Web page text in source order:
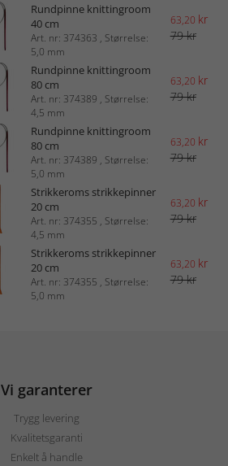
Rundpinne knittingroom
40 cm
Art. nr: 374363 , Størrelse:
5,0 mm
63,20 kr
79 kr
Rundpinne knittingroom
80 cm
Art. nr: 374389 , Størrelse:
4,5 mm
63,20 kr
79 kr
Rundpinne knittingroom
80 cm
Art. nr: 374389 , Størrelse:
5,0 mm
63,20 kr
79 kr
Strikkeroms strikkepinner
20 cm
Art. nr: 374355 , Størrelse:
4,5 mm
63,20 kr
79 kr
Strikkeroms strikkepinner
20 cm
Art. nr: 374355 , Størrelse:
5,0 mm
63,20 kr
79 kr
Vi garanterer
Trygg levering
Kvalitetsgaranti
Enkelt å handle